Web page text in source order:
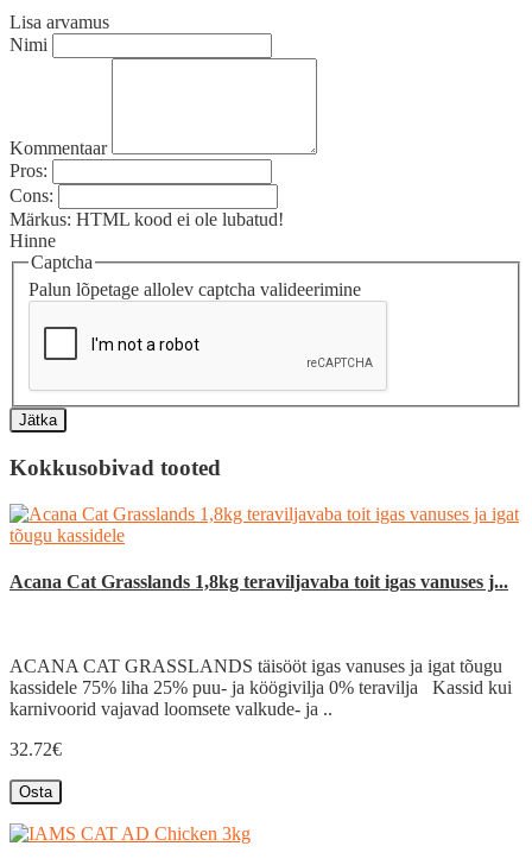
Lisa arvamus
Nimi
Kommentaar
Pros:
Cons:
Märkus: HTML kood ei ole lubatud!
Hinne
Captcha
Palun lõpetage allolev captcha valideerimine
Jätka
Kokkusobivad tooted
Acana Cat Grasslands 1,8kg teraviljavaba toit igas vanuses j...
ACANA CAT GRASSLANDS täisööt igas vanuses ja igat tõugu
kassidele 75% liha 25% puu- ja köögivilja 0% teravilja Kassid kui
karnivoorid vajavad loomsete valkude- ja ..
32.72€
Osta